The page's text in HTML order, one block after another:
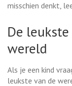
misschien denkt,
De
wereld
Als je een kind
leukste van de